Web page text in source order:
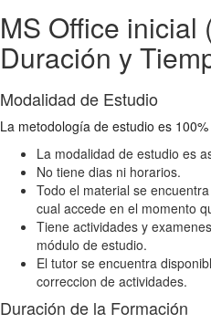
MS Office inicial
Duración y
Modalidad de Estudio
La metodología de estudio es
La modalidad de estudio es
No tiene dias ni horarios.
Todo el material se
cual accede en el momento
Tiene actividades y
módulo de estudio.
El tutor se encuentra
correccion de actividades.
Duración de la Formación